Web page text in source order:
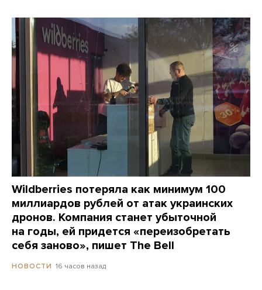
Wildberries потеряла как минимум 100
миллиардов рублей от атак украинских
дронов. Компания станет убыточной
на годы, ей придется «переизобретать
себя заново», пишет The Bell
НОВОСТИ 16 часов назад